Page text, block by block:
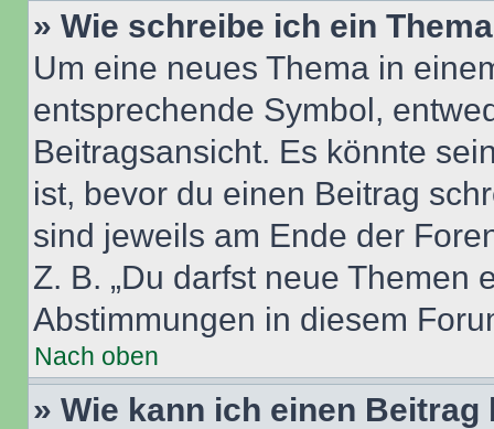
» Wie schreibe ich ein
Um eine neues Thema in
entsprechende Symbol,
Beitragsansicht. Es könnte
ist, bevor du einen Beitrag
sind jeweils am Ende der
Z. B. „Du darfst neue Themen
Abstimmungen in diesem
Nach oben
» Wie kann ich einen